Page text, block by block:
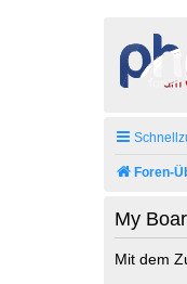
Foren-
My
Mit dem